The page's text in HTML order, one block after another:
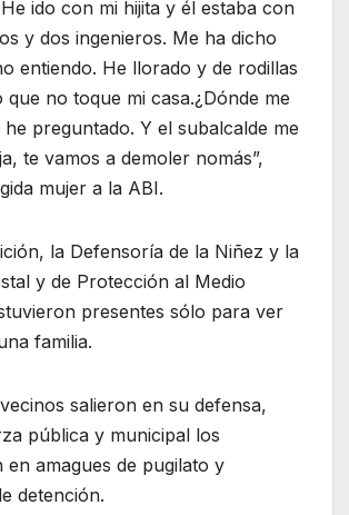
ido con mi hijita y él estaba con
y dos ingenieros. Me ha dicho
entiendo. He llorado y de rodillas
que no toque mi casa.¿Dónde me
preguntado. Y el subalcalde me
te vamos a demoler nomás”,
mujer a la ABI.
la Defensoría de la Niñez y la
y de Protección al Medio
presentes sólo para ver
familia.
salieron en su defensa,
pública y municipal los
amagues de pugilato y
detención.